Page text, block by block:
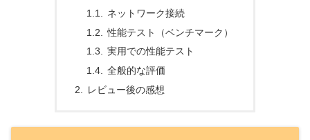
ネットワーク接続
性能テスト（ベンチマーク）
実用での性能テスト
全般的な評価
レビュー後の感想